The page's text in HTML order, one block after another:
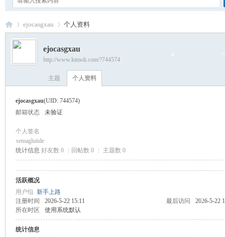
›
ejocasgxau 个人资料
ejocasgxau
http://www.ktmoli.com/?744574
主题 个人资料
ejocasgxau(UID: 744574)
邮箱状态
未验证
个人签名
semaglutide
统计信息 好友数 0 回帖数 0 主题数 0
活跃概况
用户组 新手上路
注册时间
2026-5-22 15:11 最后访问
2026-5-22
所在时区
使用系统默认
统计信息